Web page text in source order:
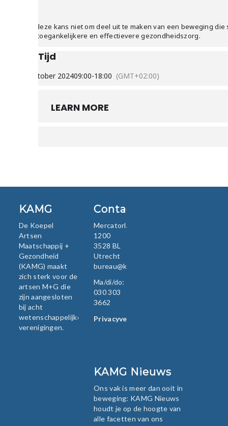
Mis deze kans niet om deel uit te maken van een beweging
een toegankelijkere en effectievere gezondheidszorg.
Tijd
9 oktober 202409:00-18:00 (GMT+02:00)
LEARN MORE
KAMG
De Koepel
Artsen
Maatschappij +
Gezondheid
(KAMG) maakt
zich sterk voor de
artsen M+G die
zijn aangesloten
bij acht
wetenschappelijke
verenigingen.
Contact
Mercatorlaan
1200
3528 BL
Utrecht
bureau@kamg.nl
Ma/di/do:
030 303
3662
Privacyverklaring
KAMG Nieuws
Ons vak is meer dan ooit in
beweging: KAMG Nieuws
houdt je op de hoogte van
alle facetten van ons